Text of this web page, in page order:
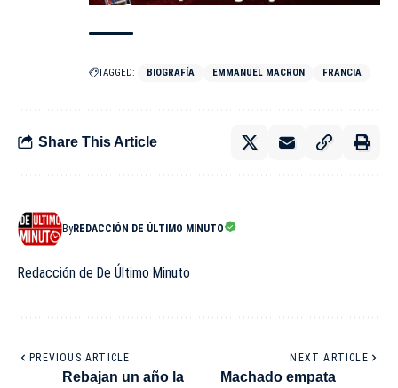
TAGGED: BIOGRAFÍA EMMANUEL MACRON FRANCIA
Share This Article
ByREDACCIÓN DE ÚLTIMO MINUTO
Redacción de De Último Minuto
PREVIOUS ARTICLE
Rebajan un año la
NEXT ARTICLE
Machado empata